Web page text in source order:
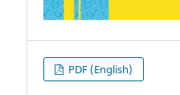
PDF (English)